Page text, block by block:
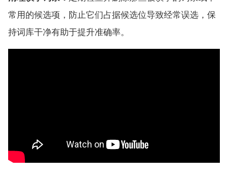
常用的候选项，防止它们占据候选位导致经常误选，保
持词库干净有助于提升准确率。